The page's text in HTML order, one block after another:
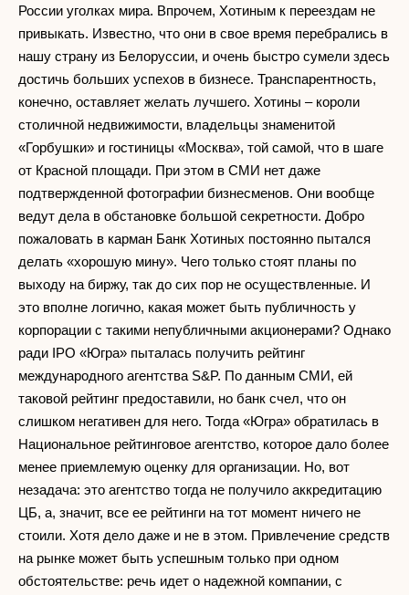
России уголках мира. Впрочем, Хотиным к переездам не
привыкать. Известно, что они в свое время перебрались в
нашу страну из Белоруссии, и очень быстро сумели здесь
достичь больших успехов в бизнесе. Транспарентность,
конечно, оставляет желать лучшего. Хотины – короли
столичной недвижимости, владельцы знаменитой
«Горбушки» и гостиницы «Москва», той самой, что в шаге
от Красной площади. При этом в СМИ нет даже
подтвержденной фотографии бизнесменов. Они вообще
ведут дела в обстановке большой секретности. Добро
пожаловать в карман Банк Хотиных постоянно пытался
делать «хорошую мину». Чего только стоят планы по
выходу на биржу, так до сих пор не осуществленные. И
это вполне логично, какая может быть публичность у
корпорации с такими непубличными акционерами? Однако
ради IPO «Югра» пыталась получить рейтинг
международного агентства S&P. По данным СМИ, ей
таковой рейтинг предоставили, но банк счел, что он
слишком негативен для него. Тогда «Югра» обратилась в
Национальное рейтинговое агентство, которое дало более
менее приемлемую оценку для организации. Но, вот
незадача: это агентство тогда не получило аккредитацию
ЦБ, а, значит, все ее рейтинги на тот момент ничего не
стоили. Хотя дело даже и не в этом. Привлечение средств
на рынке может быть успешным только при одном
обстоятельстве: речь идет о надежной компании, с